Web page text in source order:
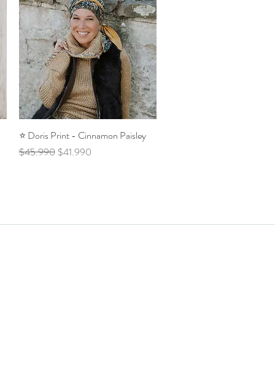
Vista rápida
⭐️ Doris Print - Cinnamon Paisley
Precio
$45.990 Precio de oferta
$41.990